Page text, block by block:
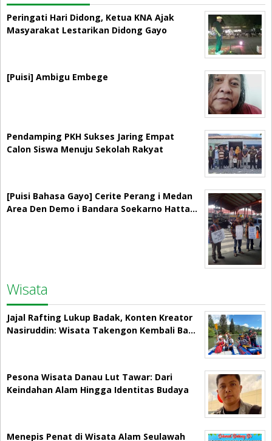
Peringati Hari Didong, Ketua KNA Ajak
Masyarakat Lestarikan Didong Gayo
[Puisi] Ambigu Embege
Pendamping PKH Sukses Jaring Empat
Calon Siswa Menuju Sekolah Rakyat
[Puisi Bahasa Gayo] Cerite Perang i Medan
Area Den Demo i Bandara Soekarno Hatta…
Wisata
Jajal Rafting Lukup Badak, Konten Kreator
Nasiruddin: Wisata Takengon Kembali Ba…
Pesona Wisata Danau Lut Tawar: Dari
Keindahan Alam Hingga Identitas Budaya
Menepis Penat di Wisata Alam Seulawah